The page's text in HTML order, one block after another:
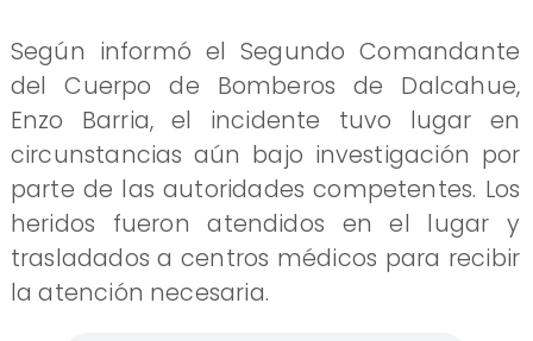
Según informó el Segundo Comandante
del Cuerpo de Bomberos de Dalcahue,
Enzo Barria, el incidente tuvo lugar en
circunstancias aún bajo investigación por
parte de las autoridades competentes. Los
heridos fueron atendidos en el lugar y
trasladados a centros médicos para recibir
la atención necesaria.